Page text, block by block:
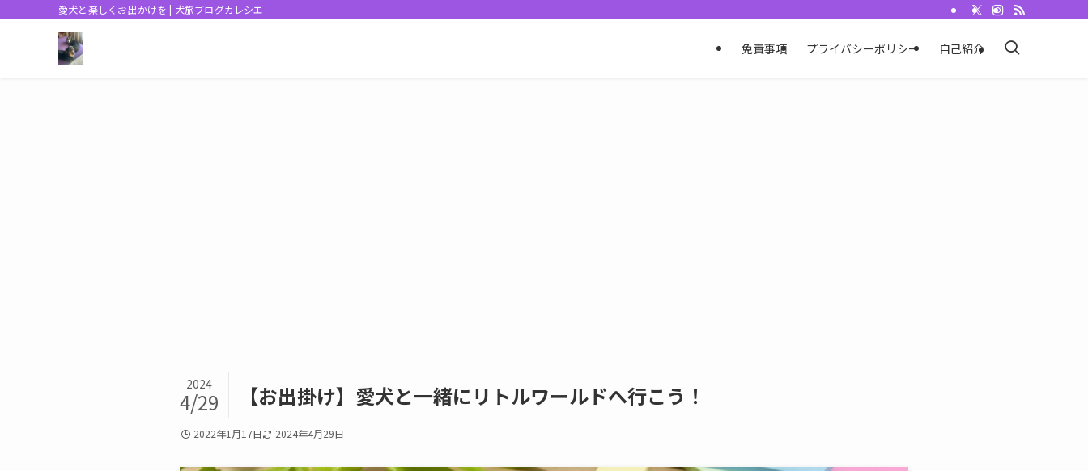
愛犬と楽しくお出かけを | 犬旅ブログカレシエ
免責事項 プライバシーポリシー 自己紹介
【お出掛け】愛犬と一緒にリトルワールドへ行こう！
2024
4/29
2022年1月17日 2024年4月29日